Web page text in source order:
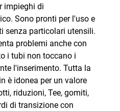
impieghi di
Sono pronti per l'uso e
senza particolari utensili.
problemi anche con
i tubi non toccano i
l'inserimento. Tutta la
è idonea per un valore
riduzioni, Tee, gomiti,
di transizione con